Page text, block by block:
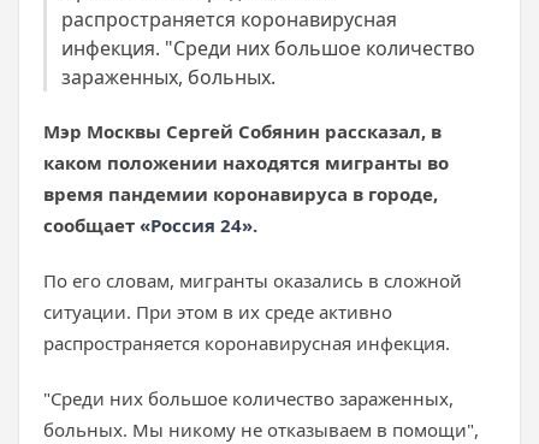
распространяется коронавирусная
инфекция. "Среди них большое количество
зараженных, больных.
Мэр Москвы Сергей Собянин рассказал, в
каком положении находятся мигранты во
время пандемии коронавируса в городе,
сообщает «Россия 24».
По его словам, мигранты оказались в сложной
ситуации. При этом в их среде активно
распространяется коронавирусная инфекция.
"Среди них большое количество зараженных,
больных. Мы никому не отказываем в помощи",